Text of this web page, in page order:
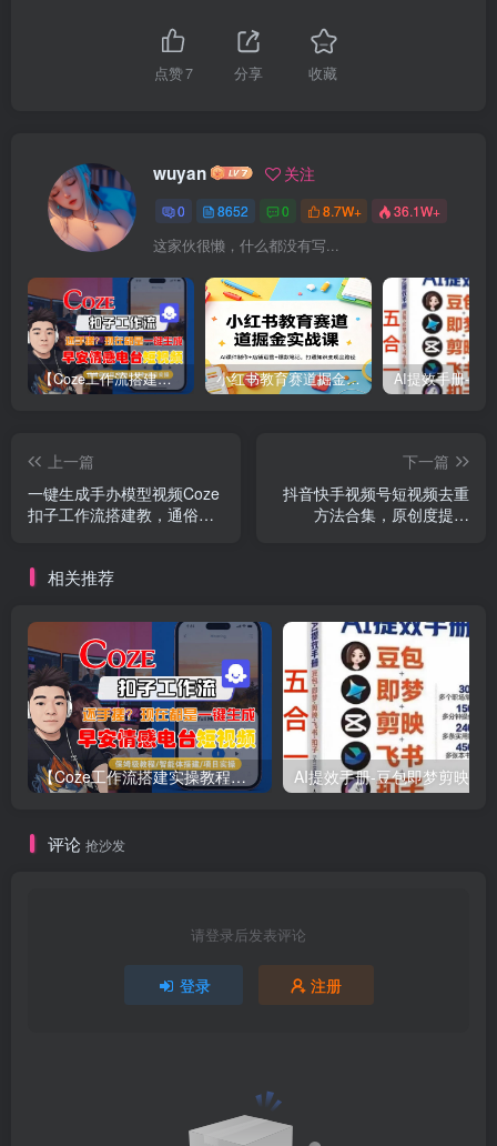
点赞7 分享 收藏
wuyan 关注
0 8652 0 8.7W+ 36.1W+
这家伙很懒，什么都没有写...
【Coze工作流搭建实操教程】【coze】早安情感电台日签视频还在手动做？用扣子工作流自动生成，省时90% 小红书教育赛道掘金实战课：AI课件制作+店铺运营+爆款笔记，打通知识变现全路径
上一篇
一键生成手办模型视频Coze
扣子工作流搭建教，通俗易
下一篇
抖音快手视频号短视频去重
方法合集，原创度提高
相关推荐
【Coze工作流搭建实操教程】【coze】早安情感电台日签视频还在手动做？用扣子工作流自动生成，省时90%
评论 抢沙发
请登录后发表评论
登录 注册